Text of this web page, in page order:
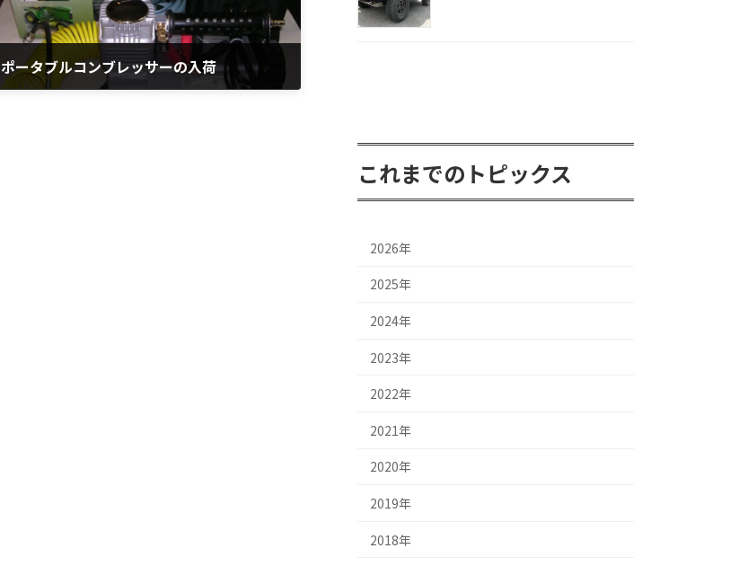
ポータブルコンブレッサーの入荷
これまでのトピックス
2026年
2025年
2024年
2023年
2022年
2021年
2020年
2019年
2018年